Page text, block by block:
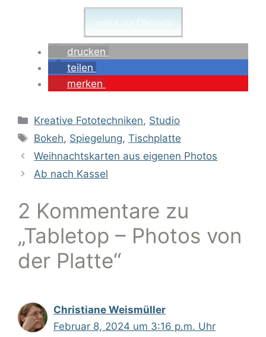
zurück zur Übersicht
drucken
teilen
merken
Kreative Fototechniken, Studio
Bokeh, Spiegelung,Tischplatte
Weihnachtskarten aus eigenen Photos
Ab nach Kassel
2 Kommentare zu
„Tabletop – Photos von
der Platte“
Christiane Weismüller
Februar 8, 2024 um 3:16 p.m. Uhr